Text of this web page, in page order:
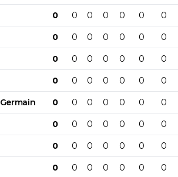
0 0 0 0 0 0 0
0 0 0 0 0 0 0
0 0 0 0 0 0 0
0 0 0 0 0 0 0
Germain 0 0 0 0 0 0 0
0 0 0 0 0 0 0
0 0 0 0 0 0 0
0 0 0 0 0 0 0